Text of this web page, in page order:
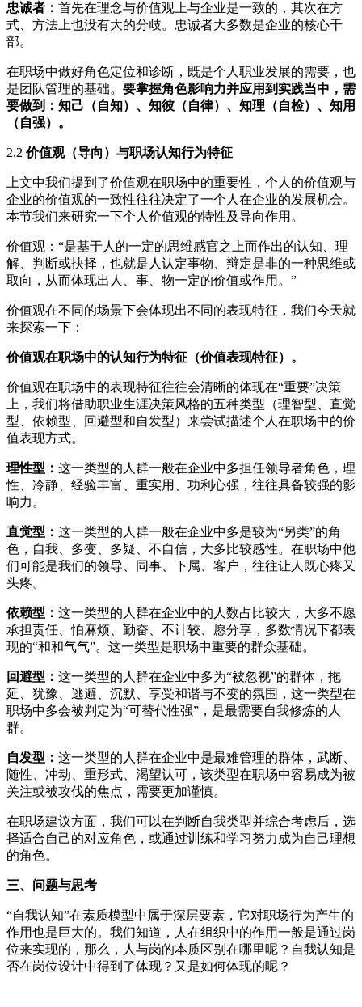
忠诚者 ： 首先在理念与价值观上与企业是一致的，其次在方
式、方法上也没有大的分歧。忠诚者大多数是企业的核心干
部。
在职场中做好角色定位和诊断，既是个人职业发展的需要，也
是团队管理的基础。 要掌握角色影响力并应用到实践当中，需
要做到：知己（自知）、知彼（自律）、知理（自检）、知用
（自强）。
2.2 价值观（导向）与职场认知行为特征
上文中我们提到了价值观在职场中的重要性，个人的价值观与
企业的价值观的一致性往往决定了一个人在企业的发展机会。
本节我们来研究一下个人价值观的特性及导向作用。
价值观：“是基于人的一定的思维感官之上而作出的认知、理
解、判断或抉择，也就是人认定事物、辩定是非的一种思维或
取向，从而体现出人、事、物一定的价值或作用。”
价值观在不同的场景下会体现出不同的表现特征，我们今天就
来探索一下：
价值观在职场中的认知行为特征（价值表现特征）。
价值观在职场中的表现特征往往会清晰的体现在“重要”决策
上，我们将借助职业生涯决策风格的五种类型（理智型、直觉
型、依赖型、回避型和自发型）来尝试描述个人在职场中的价
值表现方式。
理性型： 这一类型的人群一般在企业中多担任领导者角色，理
性、冷静、经验丰富、重实用、功利心强，往往具备较强的影
响力。
直觉型： 这一类型的人群一般在企业中多是较为“另类”的角
色，自我、多变、多疑、不自信，大多比较感性。在职场中他
们可能是我们的领导、同事、下属、客户，往往让人既心疼又
头疼。
依赖型 ： 这一类型的人群在企业中的人数占比较大，大多不愿
承担责任、怕麻烦、勤奋、不计较、愿分享，多数情况下都表
现的“和和气气”。这一类型是职场中重要的群众基础。
回避型： 这一类型的人群在企业中多为“被忽视”的群体，拖
延、犹豫、逃避、沉默、享受和谐与不变的氛围，这一类型在
职场中多会被判定为“可替代性强”，是最需要自我修炼的人
群。
自发型： 这一类型的人群在企业中是最难管理的群体，武断、
随性、冲动、重形式、渴望认可，该类型在职场中容易成为被
关注或被攻伐的焦点，需要更加谨慎。
在职场建议方面，我们可以在判断自我类型并综合考虑后，选
择适合自己的对应角色，或通过训练和学习努力成为自己理想
的角色。
三、问题与思考
“自我认知”在素质模型中属于深层要素，它对职场行为产生的
作用也是巨大的。我们知道，人在组织中的作用一般是通过岗
位来实现的，那么，人与岗的本质区别在哪里呢？自我认知是
否在岗位设计中得到了体现？又是如何体现的呢？